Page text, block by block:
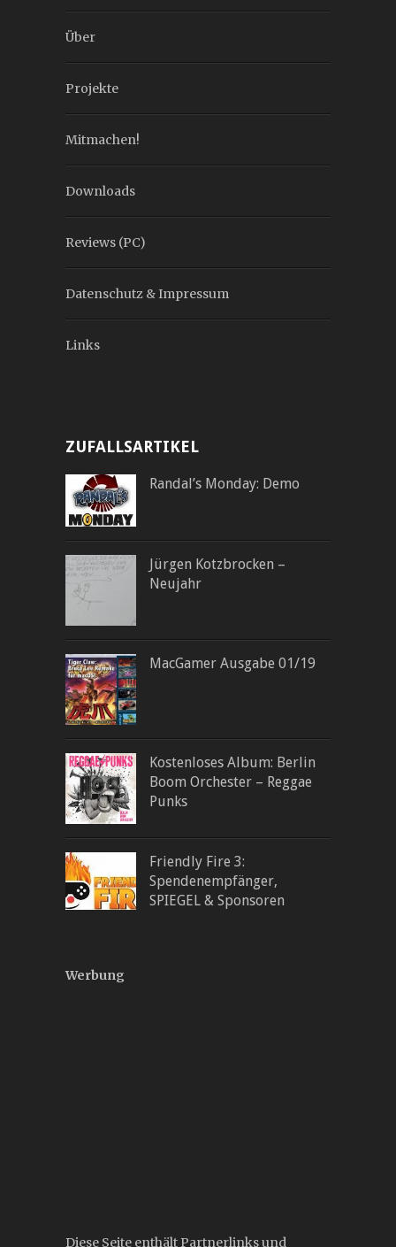
Über
Projekte
Mitmachen!
Downloads
Reviews (PC)
Datenschutz & Impressum
Links
ZUFALLSARTIKEL
Randal’s Monday: Demo
Jürgen Kotzbrocken –
Neujahr
MacGamer Ausgabe 01/19
Kostenloses Album: Berlin
Boom Orchester – Reggae
Punks
Friendly Fire 3:
Spendenempfänger,
SPIEGEL & Sponsoren
Werbung
Diese Seite enthält Partnerlinks und